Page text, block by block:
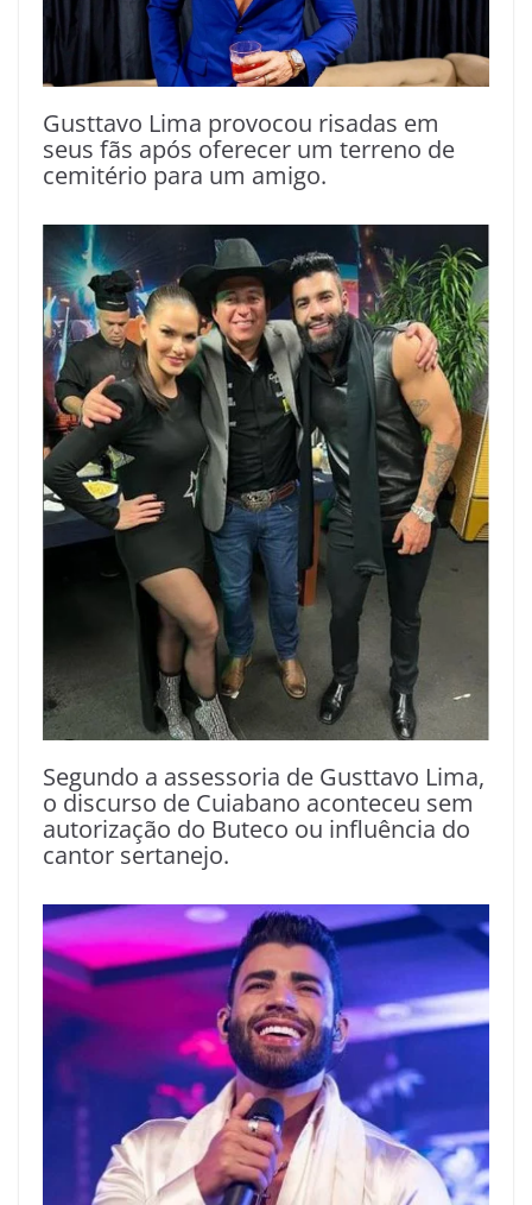
Gusttavo Lima provocou risadas em
seus fãs após oferecer um terreno de
cemitério para um amigo.
Segundo a assessoria de Gusttavo Lima,
o discurso de Cuiabano aconteceu sem
autorização do Buteco ou influência do
cantor sertanejo.